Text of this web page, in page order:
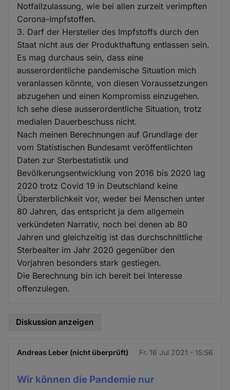
Notfallzulassung, wie bei allen zurzeit verimpften
Corona-Impfstoffen.
3. Darf der Hersteller des Impfstoffs durch den
Staat nicht aus der Produkthaftung entlassen sein.
Es mag durchaus sein, dass eine
ausserordentliche pandemische Situation mich
veranlassen könnte, von diesen Voraussetzungen
abzugehen und einen Kompromiss einzugehen.
Ich sehe diese ausserordentliche Situation, trotz
medialen Dauerbeschuss nicht.
Nach meinen Berechnungen auf Grundlage der
vom Statistischen Bundesamt veröffentlichten
Daten zur Sterbestatistik und
Bevölkerungsentwicklung von 2016 bis 2020 lag
2020 trotz Covid 19 in Deutschland keine
Übersterblichkeit vor, weder bei Menschen unter
80 Jahren, das entspricht ja dem allgemein
verkündeten Narrativ, noch bei denen ab 80
Jahren und gleichzeitig ist das durchschnittliche
Sterbealter im Jahr 2020 gegenüber den
Vorjahren besonders stark gestiegen.
Die Berechnung bin ich bereit bei Interesse
offenzulegen.
Diskussion anzeigen
Andreas Leber (nicht überprüft) Fr. 16 Jul 2021 - 15:56
Wir können die Pandemie nur